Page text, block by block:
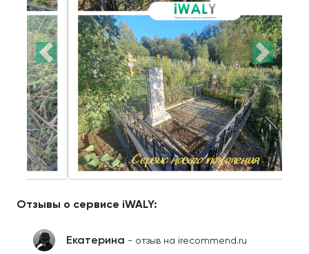
Отзывы о сервисе iWALY:
Екатерина - отзыв на irecommend.ru